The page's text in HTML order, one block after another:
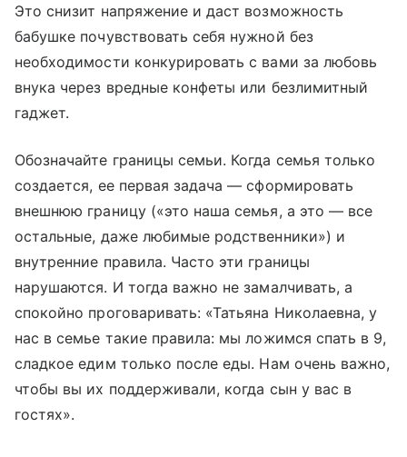
Это снизит напряжение и даст возможность
бабушке почувствовать себя нужной без
необходимости конкурировать с вами за любовь
внука через вредные конфеты или безлимитный
гаджет.
Обозначайте границы семьи. Когда семья только
создается, ее первая задача — сформировать
внешнюю границу («это наша семья, а это — все
остальные, даже любимые родственники») и
внутренние правила. Часто эти границы
нарушаются. И тогда важно не замалчивать, а
спокойно проговаривать: «Татьяна Николаевна, у
нас в семье такие правила: мы ложимся спать в 9,
сладкое едим только после еды. Нам очень важно,
чтобы вы их поддерживали, когда сын у вас в
гостях».